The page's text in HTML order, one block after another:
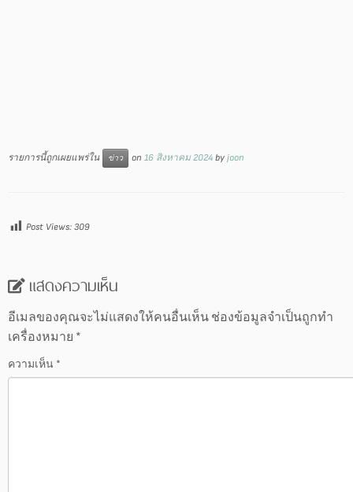
รายการนี้ถูกเผยแพร่ใน ข่าว on 16 สิงหาคม 2024 by joon
Post Views: 309
แสดงความเห็น
อีเมลของคุณจะไม่แสดงให้คนอื่นเห็น ช่องข้อมูลจำเป็นถูกทำ
เครื่องหมาย *
ความเห็น *